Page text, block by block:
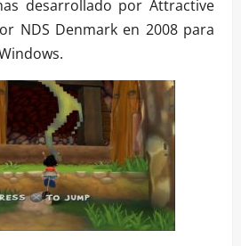
desarrollado por Attractive
NDS Denmark en 2008 para